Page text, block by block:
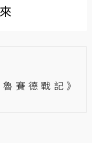
賽德戰記》